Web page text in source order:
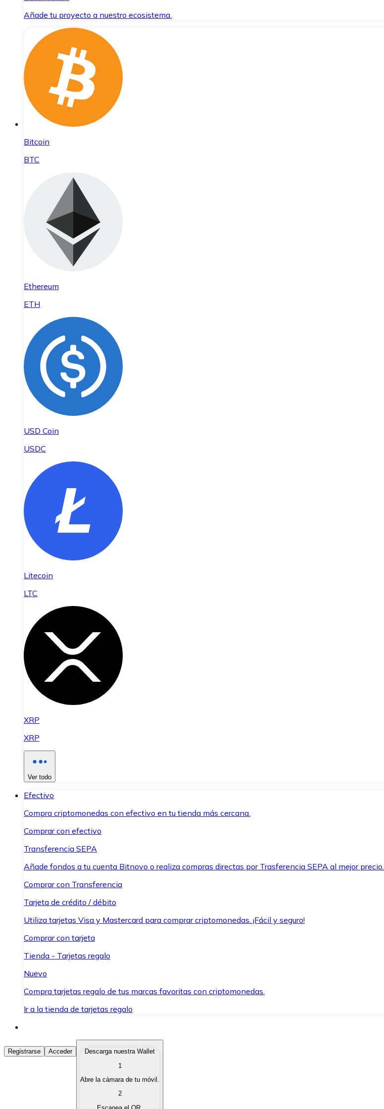
Añade tu proyecto a nuestro ecosistema.
Bitcoin
BTC
Ethereum
ETH
USD Coin
USDC
Litecoin
LTC
XRP
XRP
Ver todo
Efectivo
Compra criptomonedas con efectivo en tu tienda más cercana.
Comprar con efectivo
Transferencia SEPA
Añade fondos a tu cuenta Bitnovo o realiza compras directas por Trasferencia SEPA al mejor precio.
Comprar con Transferencia
Tarjeta de crédito / débito
Utiliza tarjetas Visa y Mastercard para comprar criptomonedas. ¡Fácil y seguro!
Comprar con tarjeta
Tienda - Tarjetas regalo
Nuevo
Compra tarjetas regalo de tus marcas favoritas con criptomonedas.
Ir a la tienda de tarjetas regalo
Comprar Criptomonedas
Compra criptomonedas con diferentes métodos de pago.
Vende tus criptomonedas de forma rápida y segura.
Registrarse Acceder
Descarga nuestra Wallet
1
Abre la cámara de tu móvil.
2